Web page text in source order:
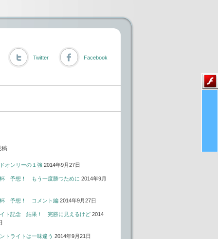
Twitter Facebook
稿
オンリーの１強 2014年9月27日
予想！ もう一度勝つために 2014年9月
杯 予想！ コメント編 2014年9月27日
ト記念 結果！ 完勝に見えるけど 2014
トライトは一味違う 2014年9月21日